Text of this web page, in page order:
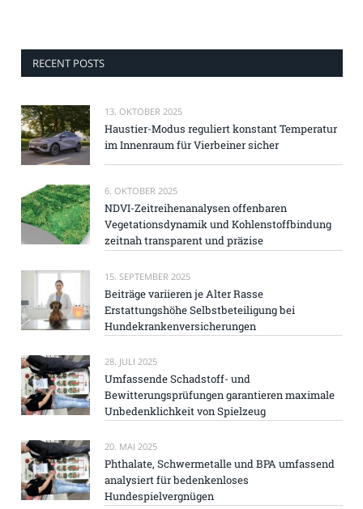
RECENT POSTS
13. OKTOBER 2025
Haustier-Modus reguliert konstant Temperatur
im Innenraum für Vierbeiner sicher
6. OKTOBER 2025
NDVI-Zeitreihenanalysen offenbaren
Vegetationsdynamik und Kohlenstoffbindung
zeitnah transparent und präzise
15. SEPTEMBER 2025
Beiträge variieren je Alter Rasse
Erstattungshöhe Selbstbeteiligung bei
Hundekrankenversicherungen
28. JULI 2025
Umfassende Schadstoff- und
Bewitterungsprüfungen garantieren maximale
Unbedenklichkeit von Spielzeug
20. MAI 2025
Phthalate, Schwermetalle und BPA umfassend
analysiert für bedenkenloses
Hundespielvergnügen